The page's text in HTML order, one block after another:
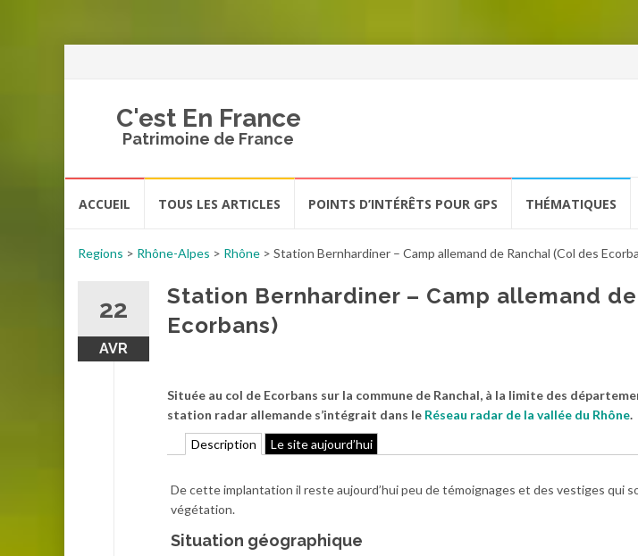
C'est En France
Patrimoine de France
ACCUEIL TOUS LES ARTICLES POINTS D’INTÉRÊTS POUR GPS THÉMATIQUES
Regions > Rhône-Alpes > Rhône > Station Bernhardiner – Camp allemand de Ranchal (Col des
22
AVR
Station Bernhardiner – Camp allemand
Ecorbans)
Située au col de Ecorbans sur la commune de Ranchal, à la limite des
station radar allemande s’intégrait dans le Réseau radar de la vallée du Rhône.
Description
Le site aujourd’hui
De cette implantation il reste aujourd’hui peu de témoignages et des vestiges qui
végétation.
Situation géographique